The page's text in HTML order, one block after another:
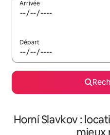
Arrivée
Départ
Horní Slavkov :